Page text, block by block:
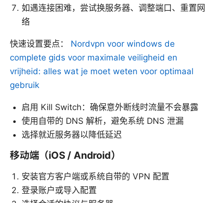
如遇连接困难，尝试换服务器、调整端口、重置网
络
快速设置要点： Nordvpn voor windows de
complete gids voor maximale veiligheid en
vrijheid: alles wat je moet weten voor optimaal
gebruik
启用 Kill Switch：确保意外断线时流量不会暴露
使用自带的 DNS 解析，避免系统 DNS 泄漏
选择就近服务器以降低延迟
移动端（iOS / Android）
安装官方客户端或系统自带的 VPN 配置
登录账户或导入配置